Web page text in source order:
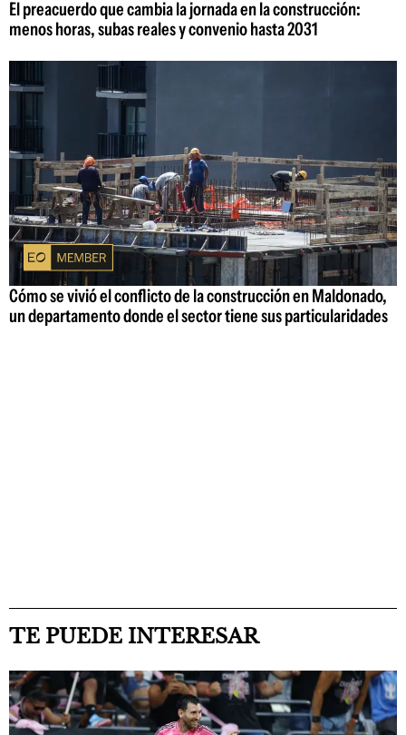
El preacuerdo que cambia la jornada en la construcción:
menos horas, subas reales y convenio hasta 2031
Cómo se vivió el conflicto de la construcción en Maldonado,
un departamento donde el sector tiene sus particularidades
TE PUEDE INTERESAR